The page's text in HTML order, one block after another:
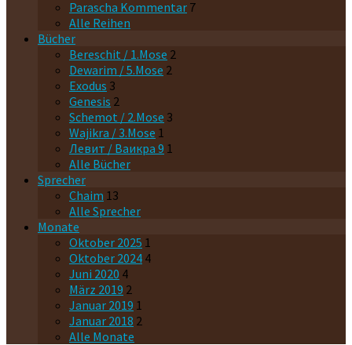
Parascha Kommentar 7
Alle Reihen
Bücher
Bereschit / 1.Mose 2
Dewarim / 5.Mose 2
Exodus 3
Genesis 2
Schemot / 2.Mose 3
Wajikra / 3.Mose 1
Левит / Ваикра 9 1
Alle Bücher
Sprecher
Chaim 13
Alle Sprecher
Monate
Oktober 2025 1
Oktober 2024 4
Juni 2020 4
März 2019 2
Januar 2019 1
Januar 2018 2
Alle Monate